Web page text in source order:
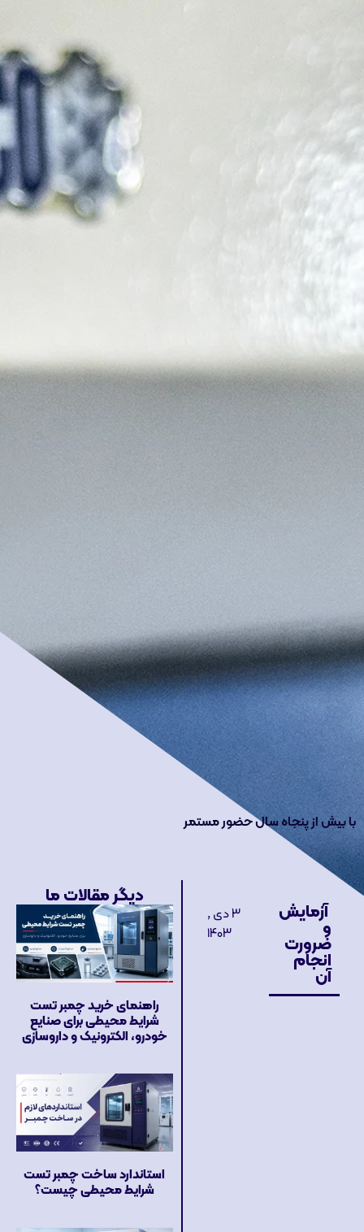
با بیش از پنجاه سال حضور مستمر
آزمایش
و
ضرورت
انجام
آن
۳ دی ,
۱۴۰۳
دیگر مقالات ما
راهنمای خرید چمبر تست
شرایط محیطی برای صنایع
خودرو، الکترونیک و داروسازی
استاندارد ساخت چمبر تست
شرایط محیطی چیست؟